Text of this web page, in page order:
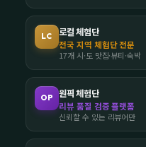
LC 로컬 체험단
전국 지역 체험단 전문
17개 시·도 맛집·뷰티·숙박
OP 원픽 체험단
리뷰 품질 검증 플랫폼
신뢰할 수 있는 리뷰어만